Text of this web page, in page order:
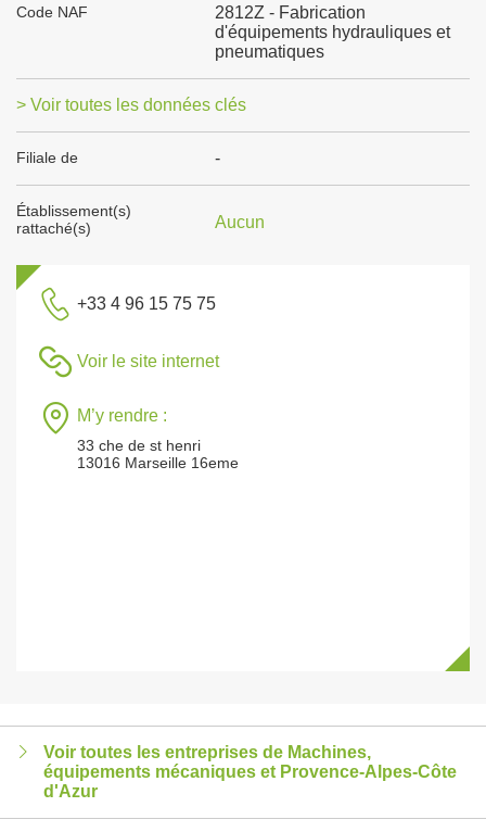
Code NAF
2812Z - Fabrication
d'équipements hydrauliques et
pneumatiques
> Voir toutes les données clés
Filiale de -
Établissement(s)
rattaché(s)
Aucun
+33 4 96 15 75 75
Voir le site internet
M’y rendre :
33 che de st henri
13016 Marseille 16eme
Voir toutes les entreprises de Machines,
équipements mécaniques et Provence-Alpes-Côte
d'Azur